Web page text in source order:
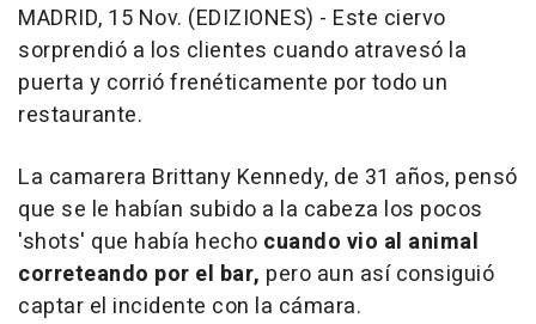
MADRID, 15 Nov. (EDIZIONES) - Este ciervo
sorprendió a los clientes cuando atravesó la
puerta y corrió frenéticamente por todo un
restaurante.
La camarera Brittany Kennedy, de 31 años, pensó
que se le habían subido a la cabeza los pocos
'shots' que había hecho cuando vio al animal
correteando por el bar, pero aun así consiguió
captar el incidente con la cámara.